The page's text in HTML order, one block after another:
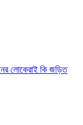
লোকেরাই কি জড়িত